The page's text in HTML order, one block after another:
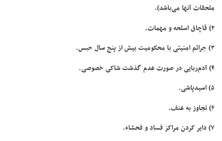
ملحقات آنها می‌باشد).
۲) قاچاق اسلحه و مهمات.
۳) جرائم امنیتی با محکومیت بیش از پنج سال حبس.
۴) آدم‌ربایی در صورت عدم گذشت شاکی خصوصی.
۵) اسیدپاشی.
۶) تجاوز به عنف.
۷) دایر کردن مراکز فساد و فحشاء.